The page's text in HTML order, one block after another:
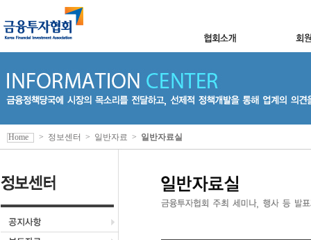
Home > 정보센터 > 일반자료 > 일반자료실